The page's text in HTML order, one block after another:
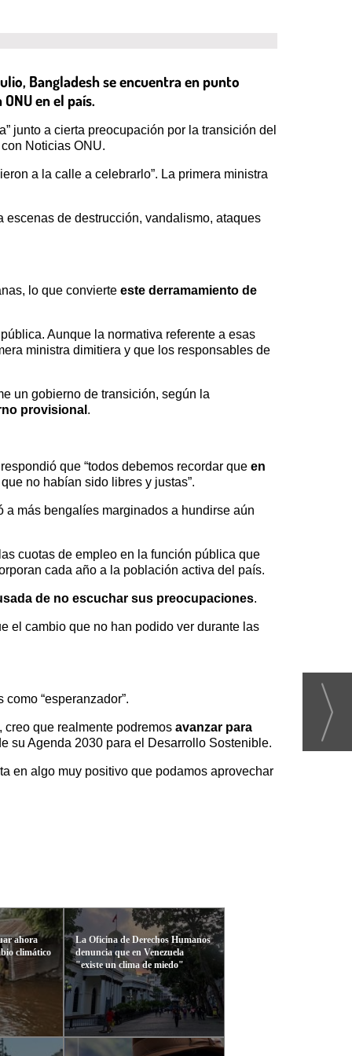
Bangladesh se encuentra en punto
en el país.
junto a cierta preocupación por la transición del
Noticias ONU.
a la calle a celebrarlo”. La primera ministra
escenas de destrucción, vandalismo, ataques
lo que convierte este derramamiento de
Aunque la normativa referente a esas
ministra dimitiera y que los responsables de
un gobierno de transición, según la
provisional .
que “todos debemos recordar que en
no habían sido libres y justas”.
más bengalíes marginados a hundirse aún
cuotas de empleo en la función pública que
cada año a la población activa del país.
de no escuchar sus preocupaciones.
el cambio que no han podido ver durante las
“esperanzador”.
creo que realmente podremos avanzar para
su Agenda 2030 para el Desarrollo Sostenible.
en algo muy positivo que podamos aprovechar
ahora
climático
La Oficina de Derechos Humanos
denuncia que en Venezuela
"existe un clima de miedo"